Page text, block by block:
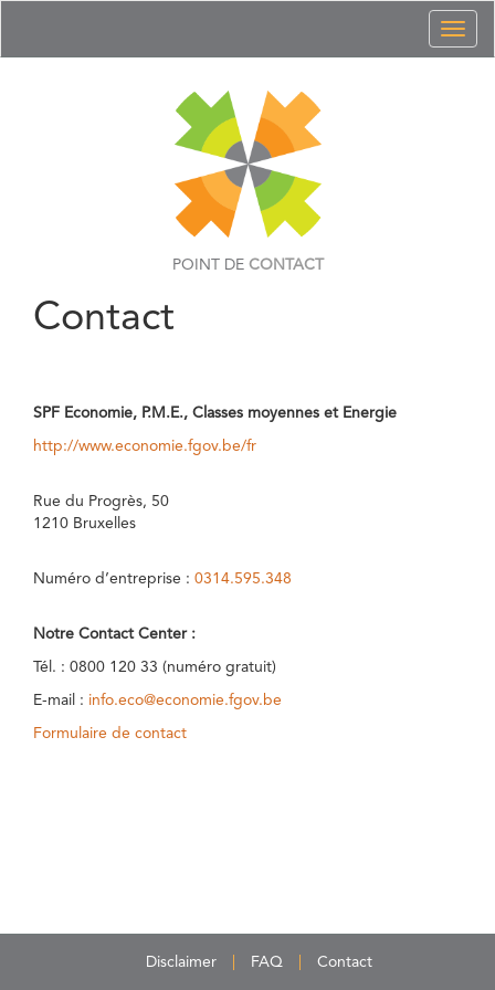
POINT DE CONTACT
Contact
SPF Economie, P.M.E., Classes moyennes et Energie
http://www.economie.fgov.be/fr
Rue du Progrès, 50
1210 Bruxelles
Numéro d’entreprise : 0314.595.348
Notre Contact Center :
Tél. : 0800 120 33 (numéro gratuit)
E-mail : info.eco@economie.fgov.be
Formulaire de contact
Disclaimer FAQ Contact